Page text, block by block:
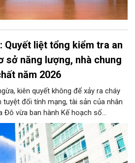
Quyết liệt tổng kiểm tra an
sở năng lượng, nhà chung
năm 2026
kiên quyết không để xảy ra cháy
tuyệt đối tính mạng, tài sản của nhân
Đô vừa ban hành Kế hoạch số
từ nay đến trước ngày 25/11/2026,
kiểm tra định kỳ và đột xuất đối
nhà chung cư (bao gồm nhà tập
và cơ sở hóa chất trên toàn địa bàn,